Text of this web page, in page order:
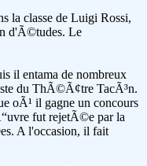
la classe de Luigi Rossi,
d'Ã©tudes. Le
il entama de nombreux
du ThÃ©Ã¢tre TacÃ³n.
oÃ¹ il gagne un concours
fut rejetÃ©e par la
A l'occasion, il fait